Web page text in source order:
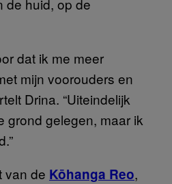
dat ik me meer
mijn voorouders en
Drina. “Uiteindelijk
grond gelegen, maar ik
van de Kōhanga Reo,